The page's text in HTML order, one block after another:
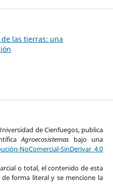
las tierras: una
de Cienfuegos, publica
Agroecosistemas bajo una
NoComercial-SinDerivar 4.0
o total, el contenido de esta
forma literal y se mencione la